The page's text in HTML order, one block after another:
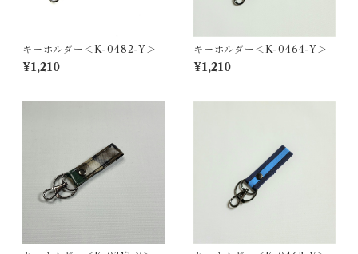
キーホルダー＜K-0482-Y＞
¥1,210
キーホルダー＜K-0464-Y＞
¥1,210